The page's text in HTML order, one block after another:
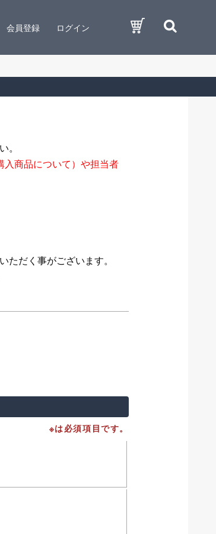
会員登録 ログイン
。
商品について）や担当者
だく事がございます。
※は必須項目です。